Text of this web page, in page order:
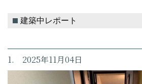
建築中レポート
1. 2025年11月04日